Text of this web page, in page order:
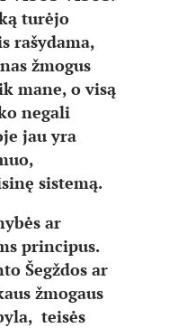
turėjo
rašydama,
žmogus
mane, o visą
negali
jau yra
sistemą.
ar
principus.
Šegždos ar
žmogaus
teisės